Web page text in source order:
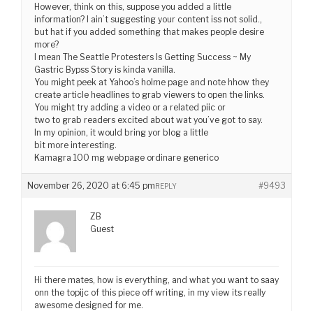
However, think on this, suppose you added a little
information? I ain’t suggesting your content iss not solid.,
but hat if you added something that makes people desire
more?
I mean The Seattle Protesters Is Getting Success ~ My
Gastric Bypss Story is kinda vanilla.
You might peek at Yahoo’s holme page and note hhow they
create article headlines to grab viewers to open the links.
You might try adding a video or a related piic or
two to grab readers excited about wat you’ve got to say.
In my opinion, it would bring yor blog a little
bit more interesting.
Kamagra 100 mg webpage ordinare generico
November 26, 2020 at 6:45 pm #9493
REPLY
ZB
Guest
Hi there mates, how is everything, and what you want to saay
onn the topijc of this piece off writing, in my view its really
awesome designed for me.